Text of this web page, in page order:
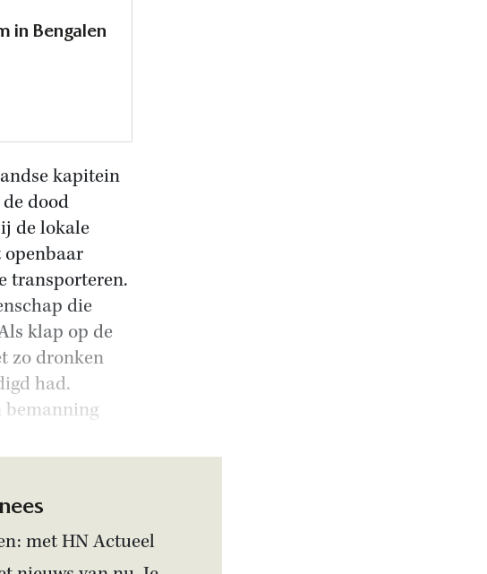
in Bengalen
kapitein
dood
de lokale
openbaar
transporteren.
die
klap op de
zo dronken
had.
bemanning
met HN Actueel